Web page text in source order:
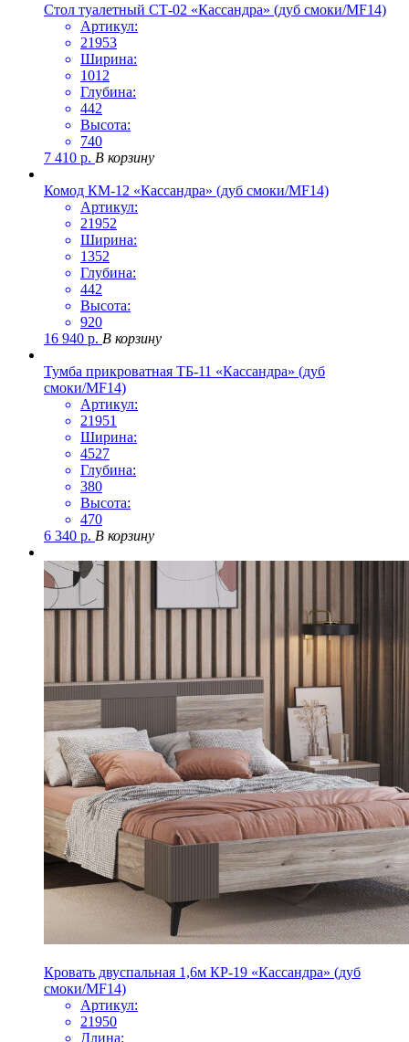
Стол туалетный СТ-02 «Кассандра» (дуб смоки/MF14)
Артикул:
21953
Ширина:
1012
Глубина:
442
Высота:
740
7 410 р. В корзину
Комод КМ-12 «Кассандра» (дуб смоки/MF14)
Артикул:
21952
Ширина:
1352
Глубина:
442
Высота:
920
16 940 р. В корзину
Тумба прикроватная ТБ-11 «Кассандра» (дуб
смоки/MF14)
Артикул:
21951
Ширина:
4527
Глубина:
380
Высота:
470
6 340 р. В корзину
Кровать двуспальная 1,6м КР-19 «Кассандра» (дуб
смоки/MF14)
Артикул:
21950
Длина: